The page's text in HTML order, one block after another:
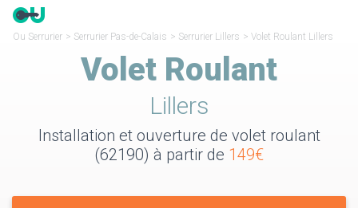
Ou Serrurier > Serrurier Pas-de-Calais > Serrurier Lillers > Volet Roulant Lillers
Volet Roulant
Lillers
Installation et ouverture de volet roulant
(62190) à partir de 149€